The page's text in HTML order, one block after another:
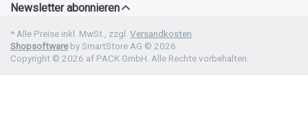
Newsletter abonnieren
* Alle Preise inkl. MwSt., zzgl. Versandkosten
Shopsoftwareby SmartStore AG © 2026
Copyright © 2026 af PACK GmbH. Alle Rechte vorbehalten.